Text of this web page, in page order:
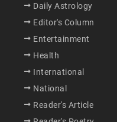
Daily Astrology
Editor's Column
Entertainment
Health
International
National
Reader's Article